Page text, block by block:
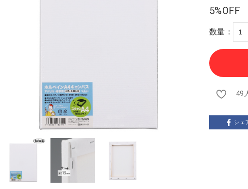
5%OFF
数量：
49
シェ